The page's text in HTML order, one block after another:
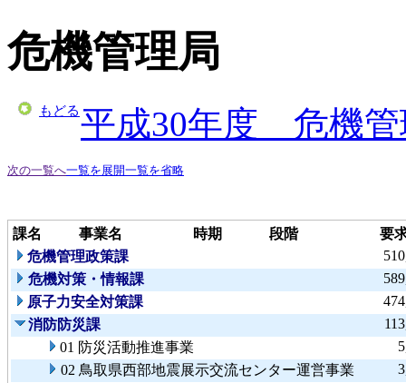
危機管理局
もどる平成30年度 危機管
次の一覧へ一覧を展開一覧を省略
課名 事業名 時期 段階
要
危機管理政策課
危機対策・情報課
原子力安全対策課
消防防災課
01 防災活動推進事業
02 鳥取県西部地震展示交流センター運営事業